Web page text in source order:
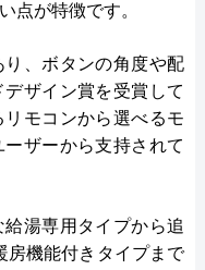
点が特徴です。
、ボタンの角度や配
ザイン賞を受賞して
モコンから選べるモ
ザーから支持されて
湯専用タイプから追
房機能付きタイプまで